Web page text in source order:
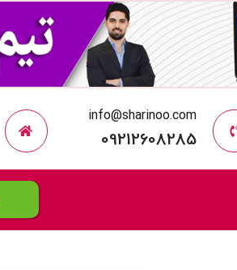
info@sharinoo.com
09212608285